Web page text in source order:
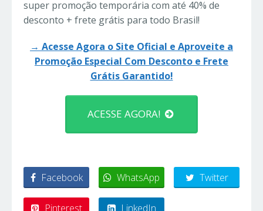
super promoção temporária com até 40% de
desconto + frete grátis para todo Brasil!
→ Acesse Agora o Site Oficial e Aproveite a
Promoção Especial Com Desconto e Frete
Grátis Garantido!
ACESSE AGORA!
Facebook WhatsApp Twitter
Pinterest LinkedIn